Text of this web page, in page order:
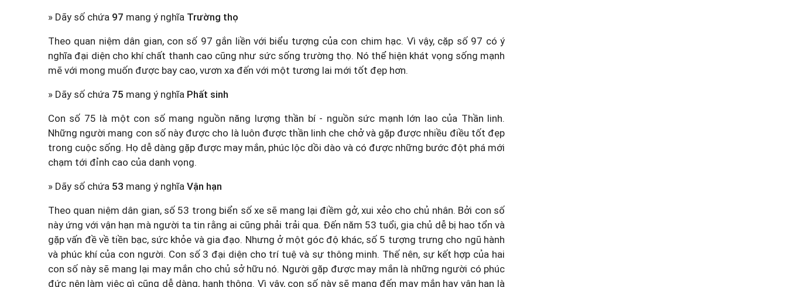
» Dãy số chứa 97 mang ý nghĩa Trường thọ
Theo quan niệm dân gian, con số 97 gắn liền với biểu tượng của con chim hạc. Vì vậy, cặp số 97 có ý
nghĩa đại diện cho khí chất thanh cao cũng như sức sống trường thọ. Nó thể hiện khát vọng sống mạnh
mẽ với mong muốn được bay cao, vươn xa đến với một tương lai mới tốt đẹp hơn.
» Dãy số chứa 75 mang ý nghĩa Phất sinh
Con số 75 là một con số mang nguồn năng lượng thần bí - nguồn sức mạnh lớn lao của Thần linh.
Những người mang con số này được cho là luôn được thần linh che chở và gặp được nhiều điều tốt đẹp
trong cuộc sống. Họ dễ dàng gặp được may mắn, phúc lộc dồi dào và có được những bước đột phá mới
chạm tới đỉnh cao của danh vọng.
» Dãy số chứa 53 mang ý nghĩa Vận hạn
Theo quan niệm dân gian, số 53 trong biển số xe sẽ mang lại điềm gở, xui xẻo cho chủ nhân. Bởi con số
này ứng với vận hạn mà người ta tin rằng ai cũng phải trải qua. Đến năm 53 tuổi, gia chủ dễ bị hao tổn và
gặp vấn đề về tiền bạc, sức khỏe và gia đạo. Nhưng ở một góc độ khác, số 5 tượng trưng cho ngũ hành
và phúc khí của con người. Con số 3 đại diện cho trí tuệ và sự thông minh. Thế nên, sự kết hợp của hai
con số này sẽ mang lại may mắn cho chủ sở hữu nó. Người gặp được may mắn là những người có phúc
đức nên làm việc gì cũng dễ dàng, hanh thông. Vì vậy, con số này sẽ mang đến may mắn hay vận hạn là